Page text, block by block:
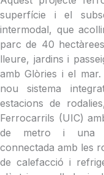
superfície i el
intermodal, que
parc de 40
lleure, jardins i
amb Glòries i el
nou sistema
estacions de
Ferrocarrils (UIC)
de metro i una
connectada amb les
de calefacció i